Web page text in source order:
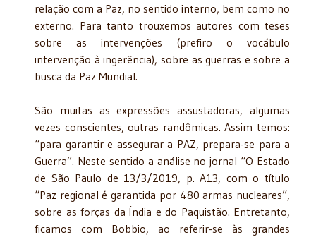
relação com a Paz, no sentido interno, bem como no
externo. Para tanto trouxemos autores com teses
sobre as intervenções (prefiro o vocábulo
intervenção à ingerência), sobre as guerras e sobre a
busca da Paz Mundial.
São muitas as expressões assustadoras, algumas
vezes conscientes, outras randômicas. Assim temos:
“para garantir e assegurar a PAZ, prepara-se para a
Guerra”. Neste sentido a análise no jornal “O Estado
de São Paulo de 13/3/2019, p. A13, com o título
“Paz regional é garantida por 480 armas nucleares”,
sobre as forças da Índia e do Paquistão. Entretanto,
ficamos com Bobbio, ao referir-se às grandes